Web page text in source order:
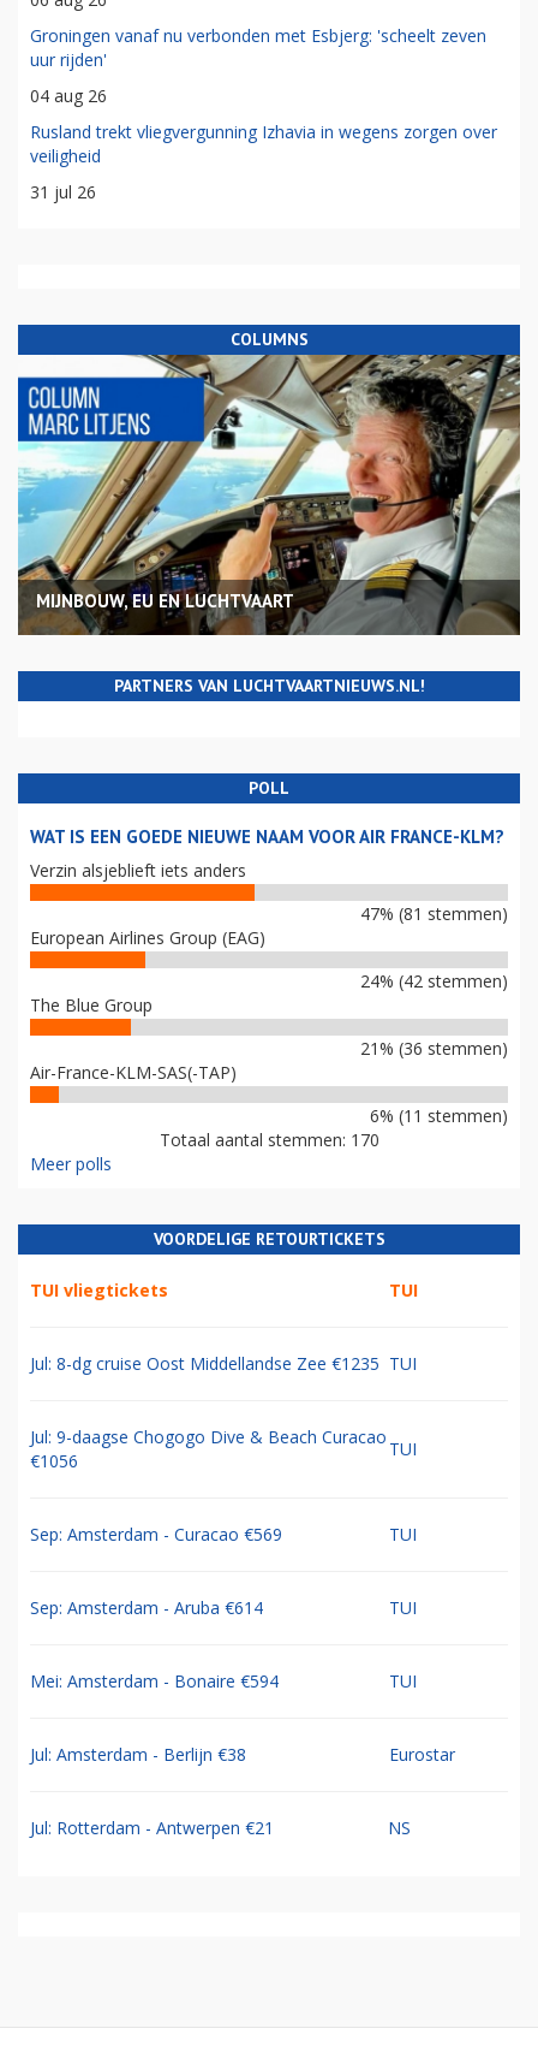
Groningen vanaf nu verbonden met Esbjerg: 'scheelt zeven
uur rijden'
04 aug 26
Rusland trekt vliegvergunning Izhavia in wegens zorgen over
veiligheid
31 jul 26
COLUMNS
MIJNBOUW, EU EN LUCHTVAART
PARTNERS VAN LUCHTVAARTNIEUWS.NL!
POLL
WAT IS EEN GOEDE NIEUWE NAAM VOOR AIR FRANCE-KLM?
Verzin alsjeblieft iets anders
47% (81 stemmen)
European Airlines Group (EAG)
24% (42 stemmen)
The Blue Group
21% (36 stemmen)
Air-France-KLM-SAS(-TAP)
6% (11 stemmen)
Totaal aantal stemmen: 170
Meer polls
VOORDELIGE RETOURTICKETS
TUI vliegtickets TUI
Jul: 8-dg cruise Oost Middellandse Zee €1235 TUI
Jul: 9-daagse Chogogo Dive & Beach Curacao
€1056
TUI
Sep: Amsterdam - Curacao €569 TUI
Sep: Amsterdam - Aruba €614 TUI
Mei: Amsterdam - Bonaire €594 TUI
Jul: Amsterdam - Berlijn €38 Eurostar
Jul: Rotterdam - Antwerpen €21 NS